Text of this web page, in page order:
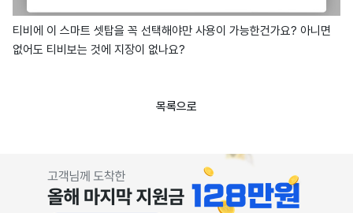
티비에 이 스마트 셋탑을 꼭 선택해야만 사용이 가능한건가요? 아니면
없어도 티비보는 것에 지장이 없나요?
목록으로